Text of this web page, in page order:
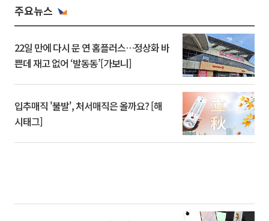
주요뉴스
22일 만에 다시 문 연 홈플러스…정상화 바
쁜데 재고 없어 ‘발동동’[가보니]
입추매직 '불발', 처서매직은 올까요? [해
시태그]